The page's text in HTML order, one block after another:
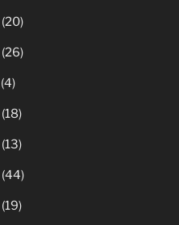
(20)
(26)
(4)
(18)
(13)
(44)
(19)